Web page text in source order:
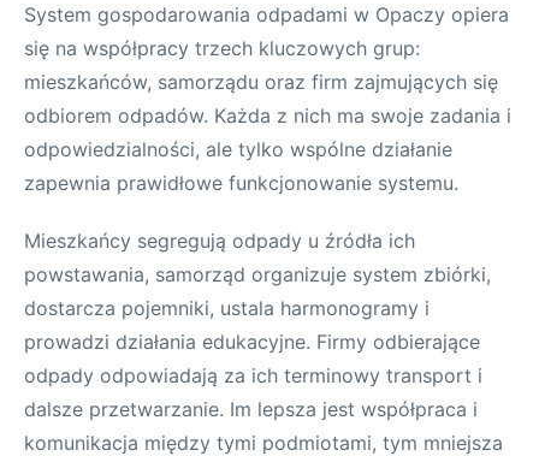
System gospodarowania odpadami w Opaczy opiera
się na współpracy trzech kluczowych grup:
mieszkańców, samorządu oraz firm zajmujących się
odbiorem odpadów. Każda z nich ma swoje zadania i
odpowiedzialności, ale tylko wspólne działanie
zapewnia prawidłowe funkcjonowanie systemu.
Mieszkańcy segregują odpady u źródła ich
powstawania, samorząd organizuje system zbiórki,
dostarcza pojemniki, ustala harmonogramy i
prowadzi działania edukacyjne. Firmy odbierające
odpady odpowiadają za ich terminowy transport i
dalsze przetwarzanie. Im lepsza jest współpraca i
komunikacja między tymi podmiotami, tym mniejsza